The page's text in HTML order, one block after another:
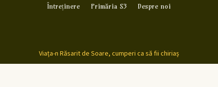
Întreținere
Primăria S3 Despre noi
Viața-n Răsarit de Soare, cumperi ca să fii chiriaș